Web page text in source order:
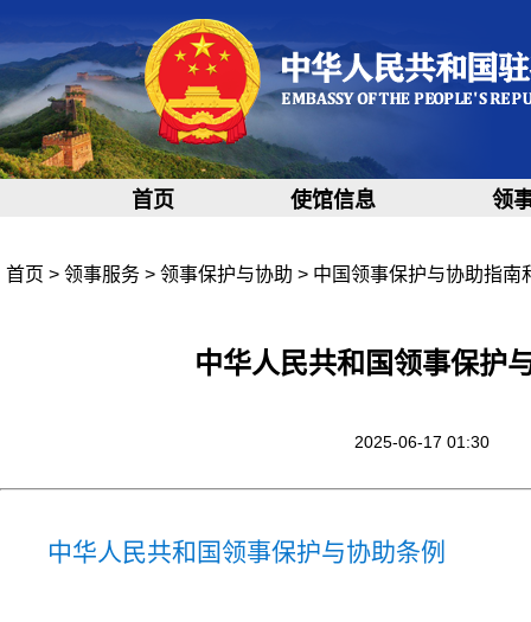
首页 使馆信息 领
首页 > 领事服务 > 领事保护与协助 > 中国领事保护与协助指南
中华人民共和国领事保护
2025-06-17 01:30
中华人民共和国领事保护与协助条例